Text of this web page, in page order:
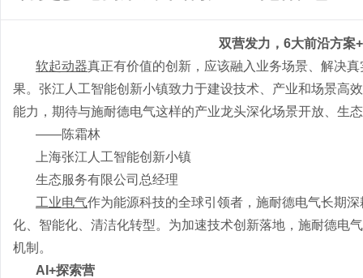
双营发力， 6大前沿方案
软起动器真正有价值的创新，应该融入业务场景、解决
果。张江人工智能创新小镇致力于建设技术、产业和场景高
能力，期待与施耐德电气这样的产业龙头深化场景开放、生
——陈霜林
上海张江人工智能创新小镇
生态服务有限公司总经理
工业电气作为能源科技的全球引领者，施耐德电气长期深
化、智能化、清洁化转型。为加速技术创新落地，施耐德电气
机制。
AI+探索营